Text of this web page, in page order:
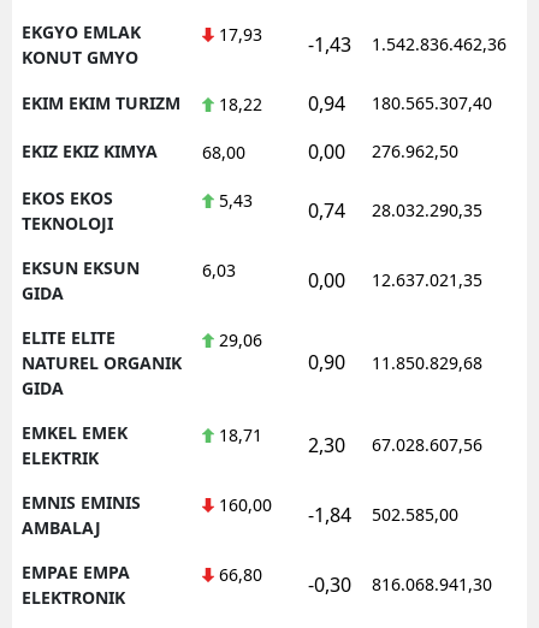
EKGYO EMLAK
KONUT GMYO
17,93 -1,43 1.542.836.462,36
EKIM EKIM TURIZM 18,22 0,94 180.565.307,40
EKIZ EKIZ KIMYA 68,00 0,00 276.962,50
EKOS EKOS
TEKNOLOJI
5,43 0,74 28.032.290,35
EKSUN EKSUN
GIDA
6,03 0,00 12.637.021,35
ELITE ELITE
NATUREL ORGANIK
GIDA
29,06
0,90 11.850.829,68
EMKEL EMEK
ELEKTRIK
18,71 2,30 67.028.607,56
EMNIS EMINIS
AMBALAJ
160,00 -1,84 502.585,00
EMPAE EMPA
ELEKTRONIK
66,80 -0,30 816.068.941,30